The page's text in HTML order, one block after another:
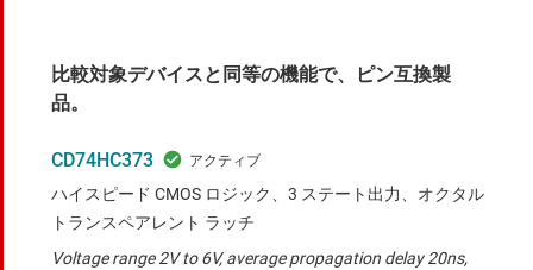
比較対象デバイスと同等の機能で、ピン互換製
品。
CD74HC373
ハイスピード CMOS ロジック、3 ステート出力、オクタル
トランスペアレント ラッチ
Voltage range 2V to 6V, average propagation delay 20ns,